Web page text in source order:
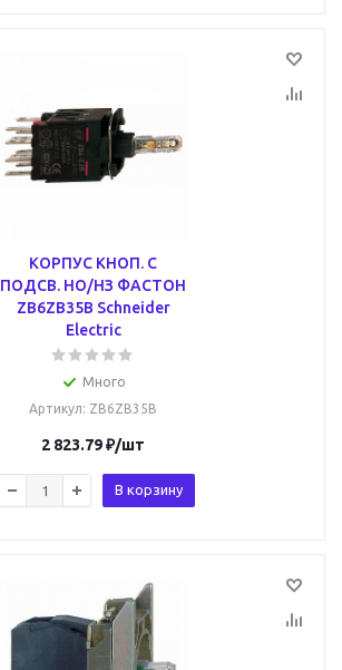
КОРПУС КНОП. С
ПОДСВ. НО/НЗ ФАСТОН
ZB6ZB35B Schneider
Electric
Много
Артикул: ZB6ZB35B
2 823.79₽/шт
В корзину